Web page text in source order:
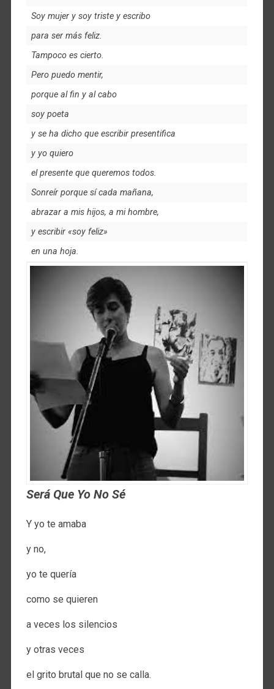
Soy mujer y soy triste y escribo
para ser más feliz.
Tampoco es cierto.
Pero puedo mentir,
porque al fin y al cabo
soy poeta
y se ha dicho que escribir presentifica
y yo quiero
el presente que queremos todos.
Sonreír porque sí cada mañana,
abrazar a mis hijos, a mi hombre,
y escribir «soy feliz»
en una hoja.
Será Que Yo No Sé
Y yo te amaba
y no,
yo te quería
como se quieren
a veces los silencios
y otras veces
el grito brutal que no se calla.